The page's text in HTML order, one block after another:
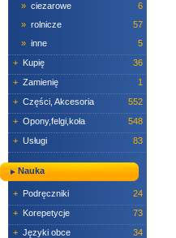
» ciezarowe
6
» rolnicze
57
» inne
5
+ Kupię
36
+ Zamienię
1
+ Części, Akcesoria
552
+ Opony,felgi,koła
548
+ Usługi 83
Nauka
+ Podręczniki
24
+ Korepetycje
73
+ Języki obce
34